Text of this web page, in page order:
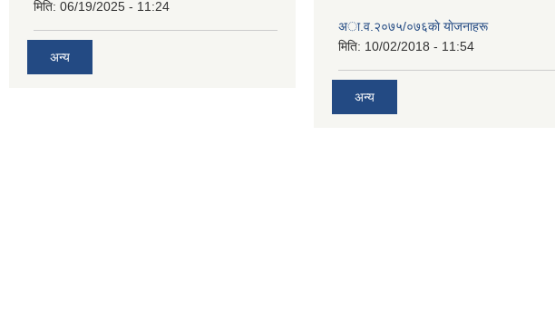
मिति: 06/19/2025 - 11:24
अन्य
अा‍‍.व.२०७५/०७६काे याेजनाहरू
मिति: 10/02/2018 - 11:54
अन्य